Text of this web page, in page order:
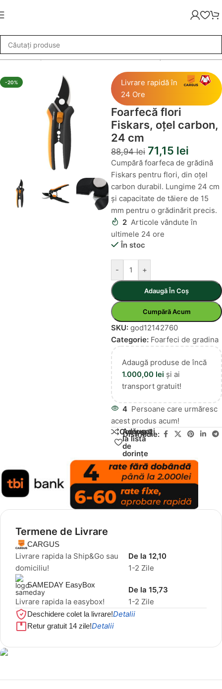
de gradina»Foarfecă flori Fiskars, oțel carbon, 24 cm
-20%
Livrare rapidă în
24 Ore
Foarfecă flori
Fiskars, oțel carbon,
24 cm
88,94lei 71,15 lei
Cumpără foarfeca de grădină
Fiskars pentru flori, din oțel
carbon durabil. Lungime 24 cm
și capacitate de tăiere de 15
mm pentru o grădinărit precis.
2 Articole vândute în
ultimele 24 ore
În stoc
- +
Adaugă În Coș
Cumpără Acum
SKU: god12142760
Categorie: Foarfeci de gradina
Adaugă produse de încă
1.000,00 lei și ai
transport gratuit!
4 Persoane care urmăresc
acest produs acum!
Compară
Adăugați
la lista
de
dorințe
Distribuie:
Termene de Livrare
CARGUS
Livrare rapida la Ship&Go sau
domiciliu!
1-2 Zile
De la 12,10
SAMEDAY EasyBox
Livrare rapida la easybox! 1-2 Zile
De la 15,73
Deschidere colet la livrare!Detalii
Retur gratuit 14 zile!Detalii
Cel mai mic preț!